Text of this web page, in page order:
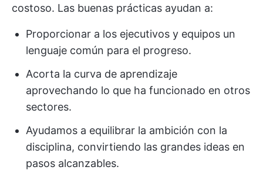
costoso. Las buenas prácticas ayudan a:
Proporcionar a los ejecutivos y equipos un
lenguaje común para el progreso.
Acorta la curva de aprendizaje
aprovechando lo que ha funcionado en otros
sectores.
Ayudamos a equilibrar la ambición con la
disciplina, convirtiendo las grandes ideas en
pasos alcanzables.